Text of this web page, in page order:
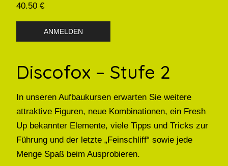
40.50 €
ANMELDEN
Discofox – Stufe 2
In unseren Aufbaukursen erwarten Sie weitere
attraktive Figuren, neue Kombinationen, ein Fresh
Up bekannter Elemente, viele Tipps und Tricks zur
Führung und der letzte „Feinschliff“ sowie jede
Menge Spaß beim Ausprobieren.